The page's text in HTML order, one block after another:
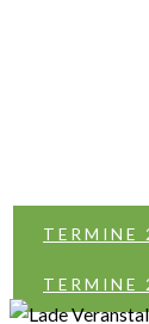
TERMINE
TERMINE